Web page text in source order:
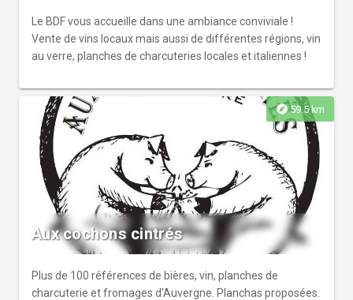
Le BDF vous accueille dans une ambiance conviviale !
Vente de vins locaux mais aussi de différentes régions, vin
au verre, planches de charcuteries locales et italiennes !
explore59.5 km
Aux cochons cintrés
Plus de 100 références de bières, vin, planches de
charcuterie et fromages d'Auvergne. Planchas proposées.